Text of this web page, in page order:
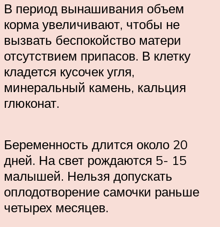
В период вынашивания объем
корма увеличивают, чтобы не
вызвать беспокойство матери
отсутствием припасов. В клетку
кладется кусочек угля,
минеральный камень, кальция
глюконат.
Беременность длится около 20
дней. На свет рождаются 5- 15
малышей. Нельзя допускать
оплодотворение самочки раньше
четырех месяцев.